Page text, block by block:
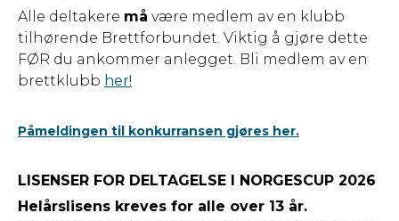
Alle deltakere må være medlem av en klubb
tilhørende Brettforbundet. Viktig å gjøre dette
FØR du ankommer anlegget. Bli medlem av en
brettklubb her!
Påmeldingen til konkurransen gjøres her.
LISENSER FOR DELTAGELSE I NORGESCUP 2026
Helårslisens kreves for alle over 13 år.